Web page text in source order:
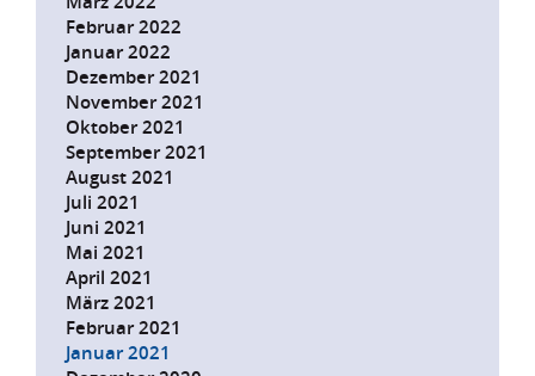
Februar 2022
Januar 2022
Dezember 2021
November 2021
Oktober 2021
September 2021
August 2021
Juli 2021
Juni 2021
Mai 2021
April 2021
März 2021
Februar 2021
Januar 2021